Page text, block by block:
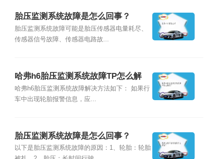
胎压监测系统故障是怎么回事？
胎压监测系统故障可能是胎压传感器电量耗尽、
传感器信号故障、传感器电路故...
哈弗h6胎压监测系统故障TP怎么解
决？
哈弗h6胎压监测系统故障解决方法如下： 如果行
车中出现轮胎报警信息，应...
胎压监测系统故障是怎么回事？
以下是胎压监测系统故障的原因：1、轮胎：轮胎